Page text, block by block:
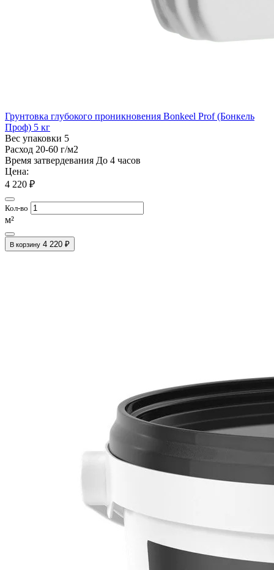
Грунтовка глубокого проникновения Bonkeel Prof (Бонкель
Проф) 5 кг
Вес упаковки 5
Расход 20-60 г/м2
Время затвердевания До 4 часов
Цена:
4 220 ₽
Кол-во
м²
В корзину 4 220 ₽